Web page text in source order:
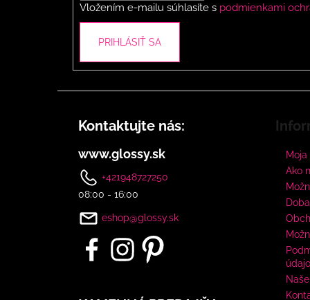
Vložením e-mailu súhlasíte s podmienkami
PRIHLÁSIŤ SA
Kontaktujte nás:
www.glossy.sk
+421948727250
08:00 - 16:00
eshop@glossy.sk
Ako